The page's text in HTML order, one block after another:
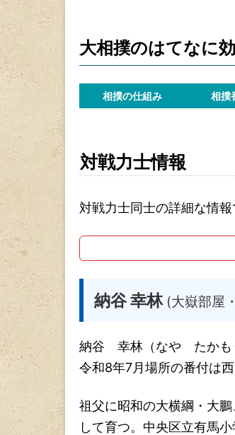
大相撲のはてなに
相撲の仕組み 相撲
対戦力士情報
対戦力士同士の詳細な情報
納谷 幸林 (大嶽部屋
納谷 幸林（なや たかも
令和8年7月場所の番付は西
祖父に昭和の大横綱・大
して育つ。中央区立有馬